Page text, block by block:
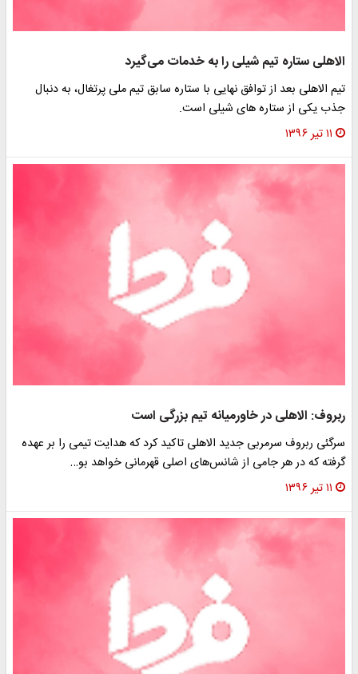
الاهلی ستاره تیم شیلی را به خدمات می‌گیرد
تیم الاهلی بعد از توافق نهایی با ستاره سابق تیم ملی پرتغال، به دنبال
جذب یکی از ستاره های شیلی است.
۱۱ تیر ۱۳۹۶
ربروف: الاهلی در خاورمیانه تیم بزرگی است
سرگئی ربروف سرمربی جدید الاهلی تاکید کرد که هدایت تیمی را بر عهده
گرفته که در هر جامی از شانس‌های اصلی قهرمانی خواهد بو…
۱۱ تیر ۱۳۹۶